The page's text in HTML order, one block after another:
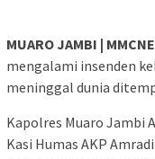
MUARO JAMBI |
mengalami insenden
meninggal dunia
Kapolres Muaro Jambi
Kasi Humas AKP